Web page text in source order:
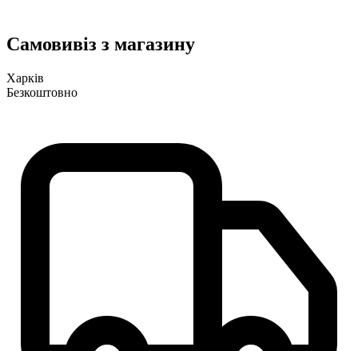
Самовивіз з магазину
Харків
Безкоштовно